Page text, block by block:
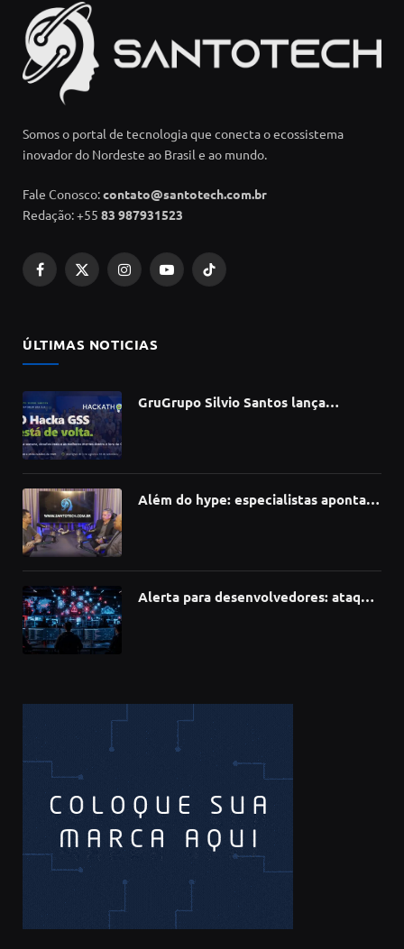
Somos o portal de tecnologia que conecta o ecossistema
inovador do Nordeste ao Brasil e ao mundo.
Fale Conosco:contato@santotech.com.br
Redação: +55 83 987931523
Facebook
X
InstagramYouTubeTikTok
ÚLTIMAS NOTICIAS
GruGrupo Silvio Santos lança
Além do hype: especialistas apontam
Alerta para desenvolvedores: ataque